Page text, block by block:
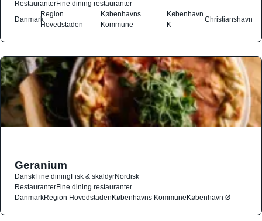
RestauranterFine dining restauranter
Danmark
Region
Hovedstaden
Københavns
Kommune
København
K
Christianshavn
Geranium
DanskFine diningFisk & skaldyrNordisk
RestauranterFine dining restauranter
DanmarkRegion HovedstadenKøbenhavns KommuneKøbenhavn Ø